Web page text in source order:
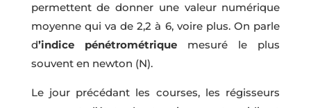
permettent de donner une valeur numérique
moyenne qui va de 2,2 à 6, voire plus. On parle
d’indice pénétrométrique
mesuré le plus
souvent en newton (N).
Le jour précédant les courses, les régisseurs